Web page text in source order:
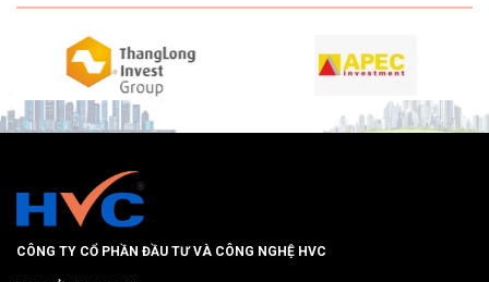
CÔNG TY CỔ PHẦN ĐẦU TƯ VÀ CÔNG NGHỆ HVC